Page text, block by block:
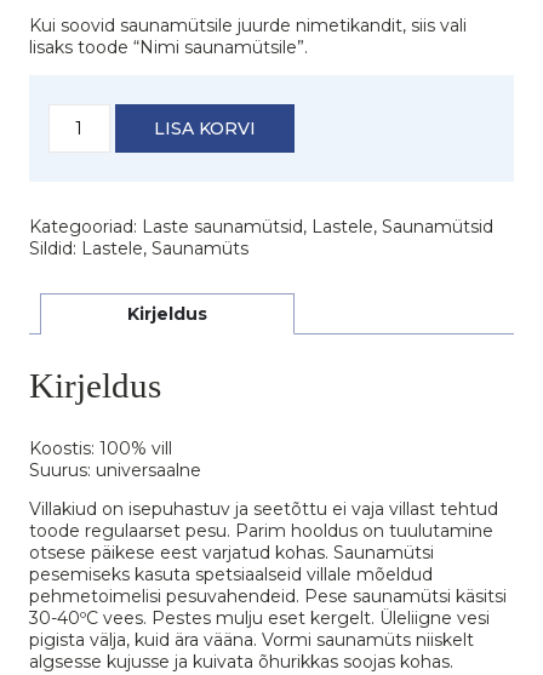
Kui soovid saunamütsile juurde nimetikandit, siis vali
lisaks toode “Nimi saunamütsile”.
saunamüts
LISA KORVI
Kategooriad: Laste saunamütsid, Lastele, Saunamütsid
Sildid: Lastele, Saunamüts
Kirjeldus
Kirjeldus
Koostis: 100% vill
Suurus: universaalne
Villakiud on isepuhastuv ja seetõttu ei vaja villast tehtud
toode regulaarset pesu. Parim hooldus on tuulutamine
otsese päikese eest varjatud kohas. Saunamütsi
pesemiseks kasuta spetsiaalseid villale mõeldud
pehmetoimelisi pesuvahendeid. Pese saunamütsi käsitsi
30-40ºC vees. Pestes mulju eset kergelt. Üleliigne vesi
pigista välja, kuid ära vääna. Vormi saunamüts niiskelt
algsesse kujusse ja kuivata õhurikkas soojas kohas.